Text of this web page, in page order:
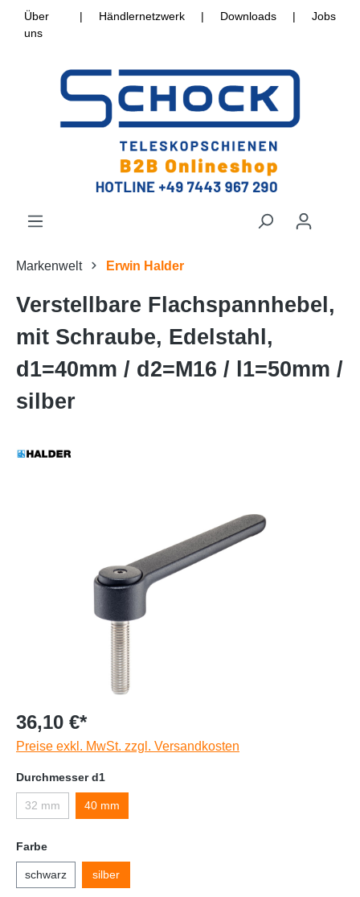
Über
uns
| Händlernetzwerk | Downloads | Jobs
Markenwelt Erwin Halder
Verstellbare Flachspannhebel,
mit Schraube, Edelstahl,
d1=40mm / d2=M16 / l1=50mm /
silber
36,10 €*
Preise exkl. MwSt. zzgl. Versandkosten
Durchmesser d1
32 mm 40 mm
Farbe
schwarz silber